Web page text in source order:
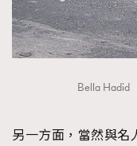
Bella Hadid
另一方面，當然與名